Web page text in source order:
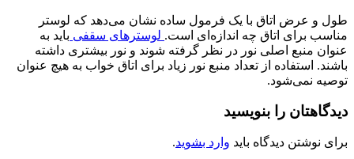
طول و عرض اتاق با یک فرمول ساده نشان می‌دهد که لوستر
مناسب برای اتاق چه اندازه‌ای است. لوسترهای سقفی باید به
عنوان منبع اصلی نور در نظر گرفته شوند و نور بیشتری داشته
باشند. استفاده از تعداد منبع نور زیاد برای اتاق خواب به هیچ عنوان
توصیه نمی‌شود.
دیدگاهتان را بنویسید
برای نوشتن دیدگاه باید وارد بشوید.